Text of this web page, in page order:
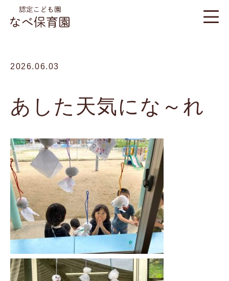
2026.06.03
あした天気にな～れ